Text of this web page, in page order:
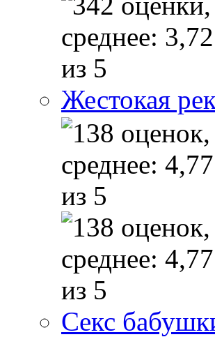
Жестокая
Секс